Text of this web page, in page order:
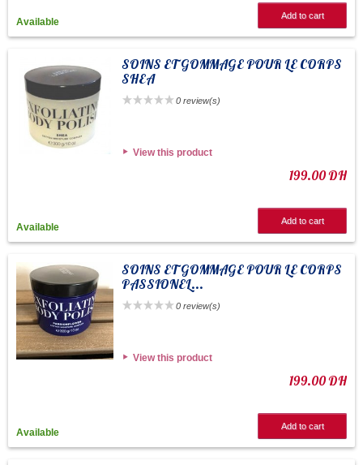
Available
Add to cart
SOINS ET GOMMAGE POUR LE CORPS
SHEA
0 review(s)
View this product
199.00 DH
Available
Add to cart
SOINS ET GOMMAGE POUR LE CORPS
PASSIONEL...
0 review(s)
View this product
199.00 DH
Available
Add to cart